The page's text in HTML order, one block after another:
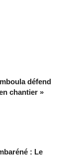
défend
chantier »
: Le